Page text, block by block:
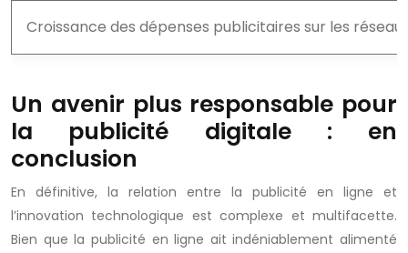
Croissance des dépenses publicitaires sur les
Un avenir plus responsable pour
la publicité digitale : en
conclusion
En définitive, la relation entre la publicité en ligne et
l’innovation technologique est complexe et multifacette.
Bien que la publicité en ligne ait indéniablement alimenté